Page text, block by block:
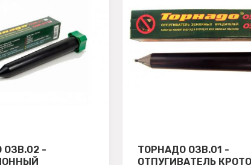
ОЗВ.02 -
ТОРНАДО ОЗВ.01 -
ОТПУГИВАТЕЛЬ